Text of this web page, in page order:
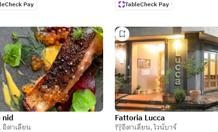
Pay TableCheck Pay
nid
อิตาเลียน
Fattoria Lucca
อิตาเลียน,ไวน์บาร์